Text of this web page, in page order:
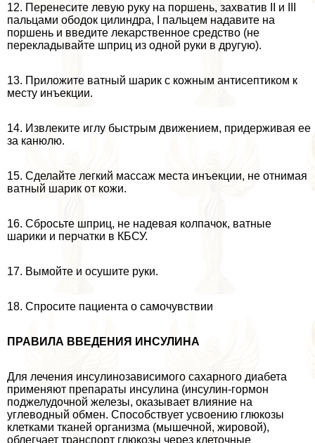
12. Перенесите левую руку на поршень, захватив II и III
пальцами ободок цилиндра, I пальцем надавите на
поршень и введите лекарственное средство (не
перекладывайте шприц из одной руки в другую).
13. Приложите ватный шарик с кожным антисептиком к
месту инъекции.
14. Извлеките иглу быстрым движением, придерживая ее
за канюлю.
15. Сделайте легкий массаж места инъекции, не отнимая
ватный шарик от кожи.
16. Сбросьте шприц, не надевая колпачок, ватные
шарики и перчатки в КБСУ.
17. Вымойте и осушите руки.
18. Спросите пациента о самочувствии
ПРАВИЛА ВВЕДЕНИЯ ИНСУЛИНА
Для лечения инсулинозависимого сахарного диабета
применяют препараты инсулина (инсулин-гормон
поджелудочной железы, оказывает влияние на
углеводный обмен. Способствует усвоению глюкозы
клетками тканей организма (мышечной, жировой),
облегчает трaнcпорт глюкозы через клеточные